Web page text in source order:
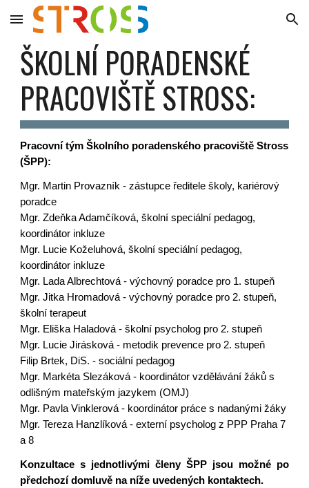
Skip to main content Skip to navigation
ŠKOLNÍ PORADENSKÉ
PRACOVIŠTĚ STROSS:
Pracovní tým Školního poradenského pracoviště Stross
(ŠPP):
Mgr. Martin Provazník - zástupce ředitele školy, kariérový
poradce
Mgr. Zdeňka Adamčíková, školní speciální pedagog,
koordinátor inkluze
Mgr. Lucie Koželuhová,školní speciální pedagog,
koordinátor inkluze
Mgr. Lada Albrechtová - výchovný poradce pro 1. stupeň
Mgr. Jitka Hromadová - výchovný poradce pro 2. stupeň,
školní terapeut
Mgr. Eliška Haladová - školní psycholog pro 2. stupeň
Mgr. Lucie Jirásková - metodik prevence pro 2. stupeň
Filip Brtek, DiS. - sociální pedagog
Mgr. Markéta Slezáková - koordinátor vzdělávání žáků s
odlišným mateřským jazykem (OMJ)
Mgr. Pavla Vinklerová - koordinátor práce s nadanými žáky
Mgr. Tereza Hanzlíková - externí psycholog z PPP Praha 7
a 8
Konzultace s jednotlivými členy ŠPP jsou možné po
předchozí domluvě na níže uvedených kontaktech.